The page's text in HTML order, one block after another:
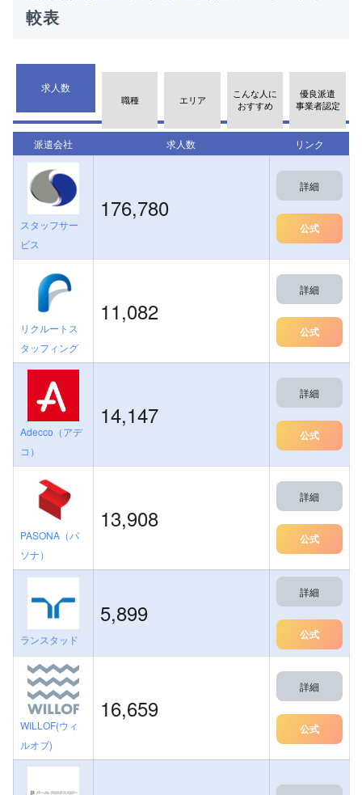
較表
求人数
職種 エリア
こんな人に
おすすめ
優良派遣
事業者認定
派遣会社 求人数 リンク
スタッフサー
ビス
176,780
詳細
公式
リクルートス
タッフィング
11,082
詳細
公式
Adecco（アデ
コ）
14,147
詳細
公式
PASONA（パ
ソナ）
13,908
詳細
公式
ランスタッド
5,899
詳細
公式
WILLOF(ウィ
ルオブ)
16,659
詳細
公式